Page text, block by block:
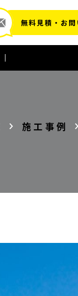
無料見積・お
施工事例